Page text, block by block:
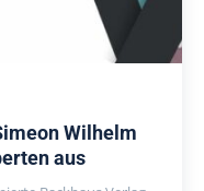
Wilhelm
aus